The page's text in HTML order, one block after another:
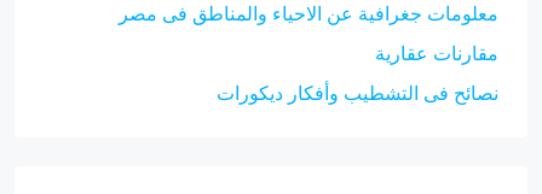
معلومات جغرافية عن الاحياء والمناطق فى مصر
مقارنات عقارية
نصائح فى التشطيب وأفكار ديكورات